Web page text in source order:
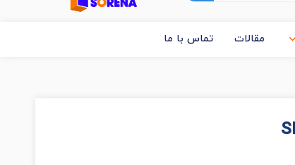
مقالات تماس با ما